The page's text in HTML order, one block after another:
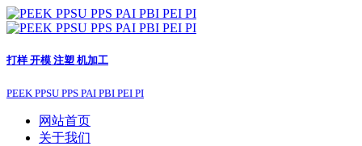
打样 开模 注塑 机加工
PEEK PPSU PPS PAI PBI PEI PI
网站首页
关于我们